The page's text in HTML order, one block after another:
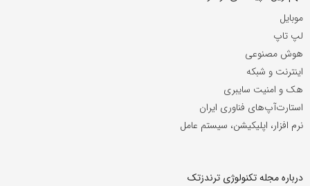
موبایل
لپ تاپ
هوش مصنوعی
اینترنت و شبکه
هک و امنیت سایبری
استارت‌آپ‌های فناوری ایران
نرم افزار، اپلیکیشن، سیستم عامل
درباره مجله تکنولوژی ترندزتک